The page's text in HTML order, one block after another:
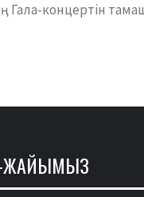
Гала-концертін
ЖАЙЫМЫЗ